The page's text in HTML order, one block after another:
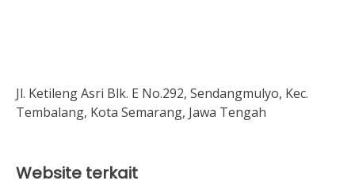
Jl. Ketileng Asri Blk. E No.292, Sendangmulyo, Kec.
Tembalang, Kota Semarang, Jawa Tengah
Website terkait